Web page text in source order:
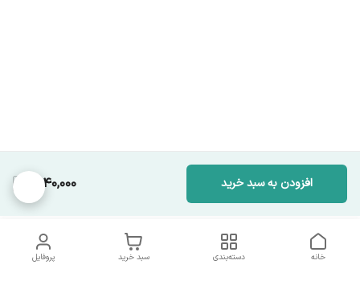
1,940,000 افزودن به سبد خرید
پروفایل سبد خرید دسته‌بندی خانه